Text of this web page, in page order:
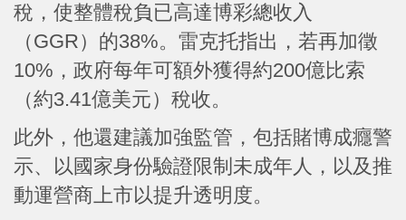
稅，使整體稅負已高達博彩總收入
（GGR）的38%。雷克托指出，若再加徵
10%，政府每年可額外獲得約200億比索
（約3.41億美元）稅收。
此外，他還建議加強監管，包括賭博成癮警
示、以國家身份驗證限制未成年人，以及推
動運營商上市以提升透明度。